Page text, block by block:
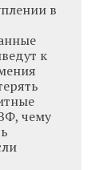
в
к
чему